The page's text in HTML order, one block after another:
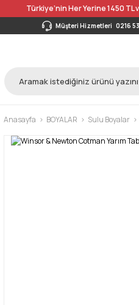
Türkiye’nin Her Yerine 1450 TL
Müşteri Hizmetleri 0216
Anasayfa BOYALAR Sulu Boyalar